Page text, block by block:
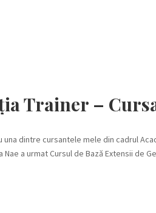
Trainer –
dintre cursantele mele din cadrul
Nae a urmat Cursul de Bază Extensii de